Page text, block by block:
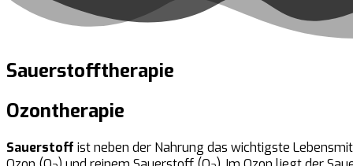
Sauerstofftherapie
Ozontherapie
Sauerstoff ist neben der Nahrung das wichtigste